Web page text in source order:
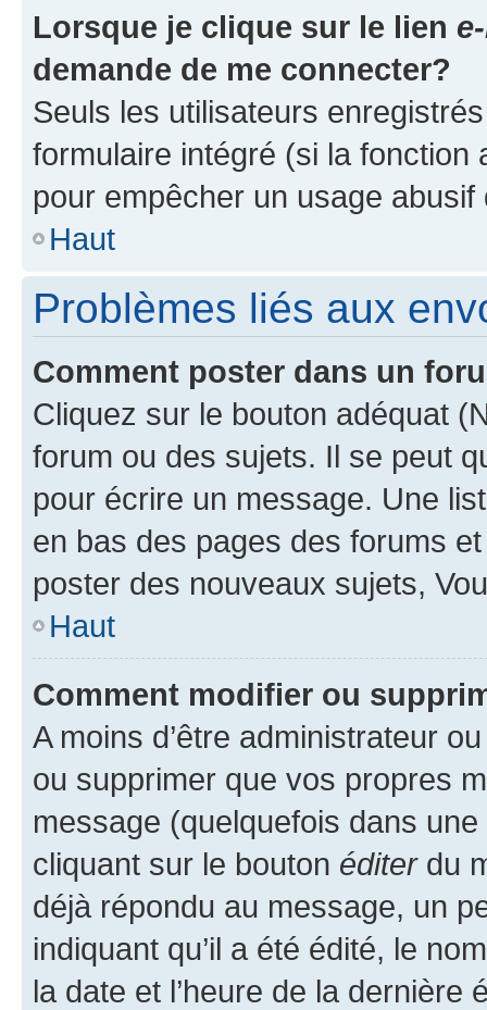
Lorsque je clique sur le lien
demande de me connecter?
Seuls les utilisateurs
formulaire intégré (si la fonction
pour empêcher un usage
Haut
Problèmes liés aux
Comment poster dans un
Cliquez sur le bouton adéquat
forum ou des sujets. Il se peut
pour écrire un message. Une
en bas des pages des forums
poster des nouveaux sujets,
Haut
Comment modifier ou
A moins d’être administrateur
ou supprimer que vos propres
message (quelquefois dans
cliquant sur le bouton éditerdu
déjà répondu au message, un
indiquant qu’il a été édité, le
la date et l’heure de la dernière